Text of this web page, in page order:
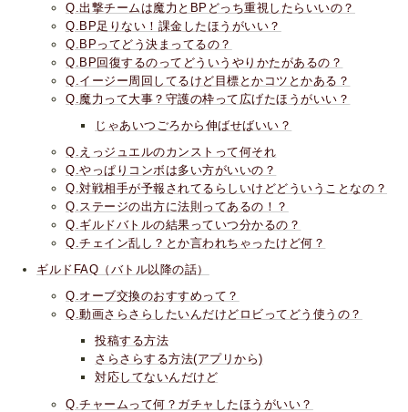
Q.出撃チームは魔力とBPどっち重視したらいいの？
Q.BP足りない！課金したほうがいい？
Q.BPってどう決まってるの？
Q.BP回復するのってどういうやりかたがあるの？
Q.イージー周回してるけど目標とかコツとかある？
Q.魔力って大事？守護の枠って広げたほうがいい？
じゃあいつごろから伸ばせばいい？
Q.えっジュエルのカンストって何それ
Q.やっぱりコンボは多い方がいいの？
Q.対戦相手が予報されてるらしいけどどういうことなの？
Q.ステージの出方に法則ってあるの！？
Q.ギルドバトルの結果っていつ分かるの？
Q.チェイン乱し？とか言われちゃったけど何？
ギルドFAQ（バトル以降の話）
Q.オーブ交換のおすすめって？
Q.動画さらさらしたいんだけどロビってどう使うの？
投稿する方法
さらさらする方法(アプリから)
対応してないんだけど
Q.チャームって何？ガチャしたほうがいい？